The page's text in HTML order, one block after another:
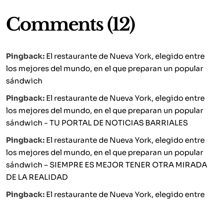
Comments (12)
Pingback: El restaurante de Nueva York, elegido entre
los mejores del mundo, en el que preparan un popular
sándwich
Pingback: El restaurante de Nueva York, elegido entre
los mejores del mundo, en el que preparan un popular
sándwich - TU PORTAL DE NOTICIAS BARRIALES
Pingback: El restaurante de Nueva York, elegido entre
los mejores del mundo, en el que preparan un popular
sándwich – SIEMPRE ES MEJOR TENER OTRA MIRADA
DE LA REALIDAD
Pingback: El restaurante de Nueva York, elegido entre